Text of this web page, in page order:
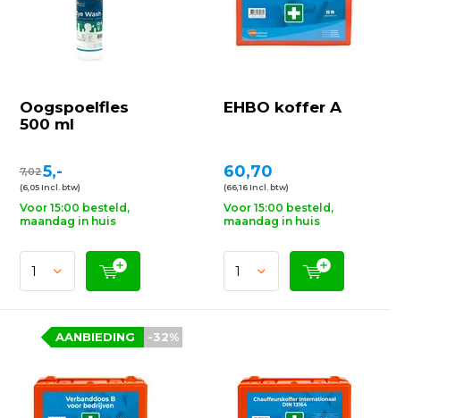
Oogspoelfles
500 ml
7,025,-
(6,05 Incl. btw)
Voor 15:00 besteld,
maandag in huis
EHBO koffer A
60,70
(66,16 Incl. btw)
Voor 15:00 besteld,
maandag in huis
-32%
AANBIEDING